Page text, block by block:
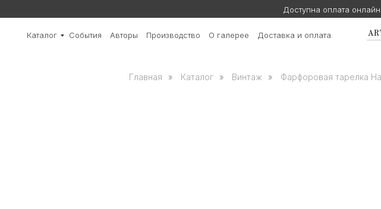
Доступна оплата
Каталог События Авторы Производство О галерее Доставка и оплата
Главная » Каталог » Винтаж » Фарфоровая тарелка